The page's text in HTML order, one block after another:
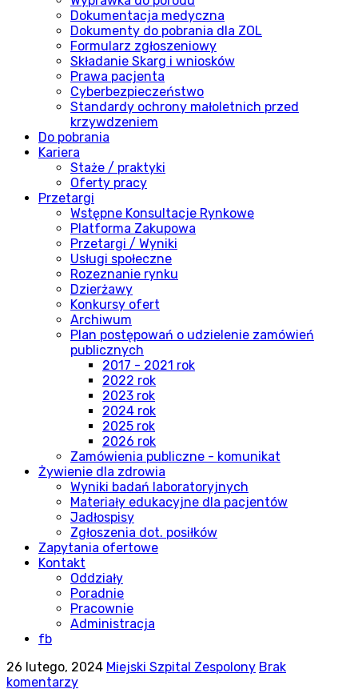
Dokumentacja medyczna
Dokumenty do pobrania dla ZOL
Formularz zgłoszeniowy
Składanie Skarg i wniosków
Prawa pacjenta
Cyberbezpieczeństwo
Standardy ochrony małoletnich przed
krzywdzeniem
Do pobrania
Kariera
Staże / praktyki
Oferty pracy
Przetargi
Wstępne Konsultacje Rynkowe
Platforma Zakupowa
Przetargi / Wyniki
Usługi społeczne
Rozeznanie rynku
Dzierżawy
Konkursy ofert
Archiwum
Plan postępowań o udzielenie zamówień
publicznych
2017 - 2021 rok
2022 rok
2023 rok
2024 rok
2025 rok
2026 rok
Zamówienia publiczne - komunikat
Żywienie dla zdrowia
Wyniki badań laboratoryjnych
Materiały edukacyjne dla pacjentów
Jadłospisy
Zgłoszenia dot. posiłków
Zapytania ofertowe
Kontakt
Oddziały
Poradnie
Pracownie
Administracja
fb
26 lutego, 2024 Miejski Szpital Zespolony Brak
komentarzy